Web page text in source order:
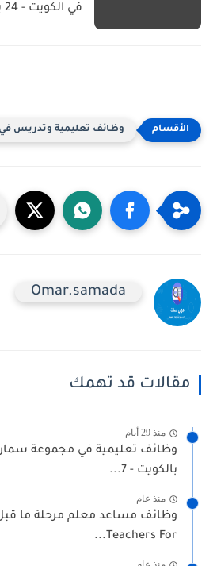
في الكويت - 24 يونيو...
وظائف تعليمية وتدريس في
Omar.samada
مقالات قد تهمك
منذ 29 أيام
وظائف تعليمية في مجموعة
بالكويت - 7...
منذ عام
Teachers For...